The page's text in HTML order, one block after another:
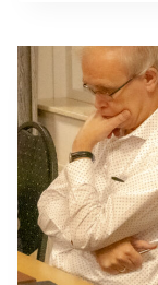
6